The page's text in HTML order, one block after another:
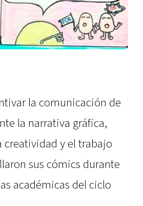
la comunicación de
la narrativa gráfica,
y el trabajo
sus cómics durante
académicas del ciclo